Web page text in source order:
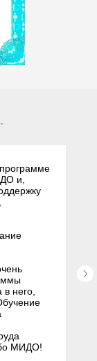
и,
в него,
МИДО!